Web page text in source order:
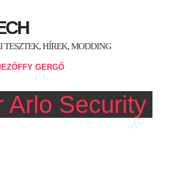
HÍREK, MODDING
GERGŐ
Arlo Security